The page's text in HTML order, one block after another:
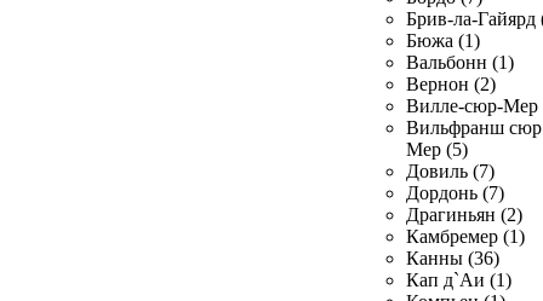
Брив-ла-Гайярд
Бюжа (1)
Вальбонн (1)
Вернон (2)
Вилле-сюр-Мер
Вильфранш сюр
Мер (5)
Довиль (7)
Дордонь (7)
Драгиньян (2)
Камбремер (1)
Канны (36)
Кап д`Аи (1)